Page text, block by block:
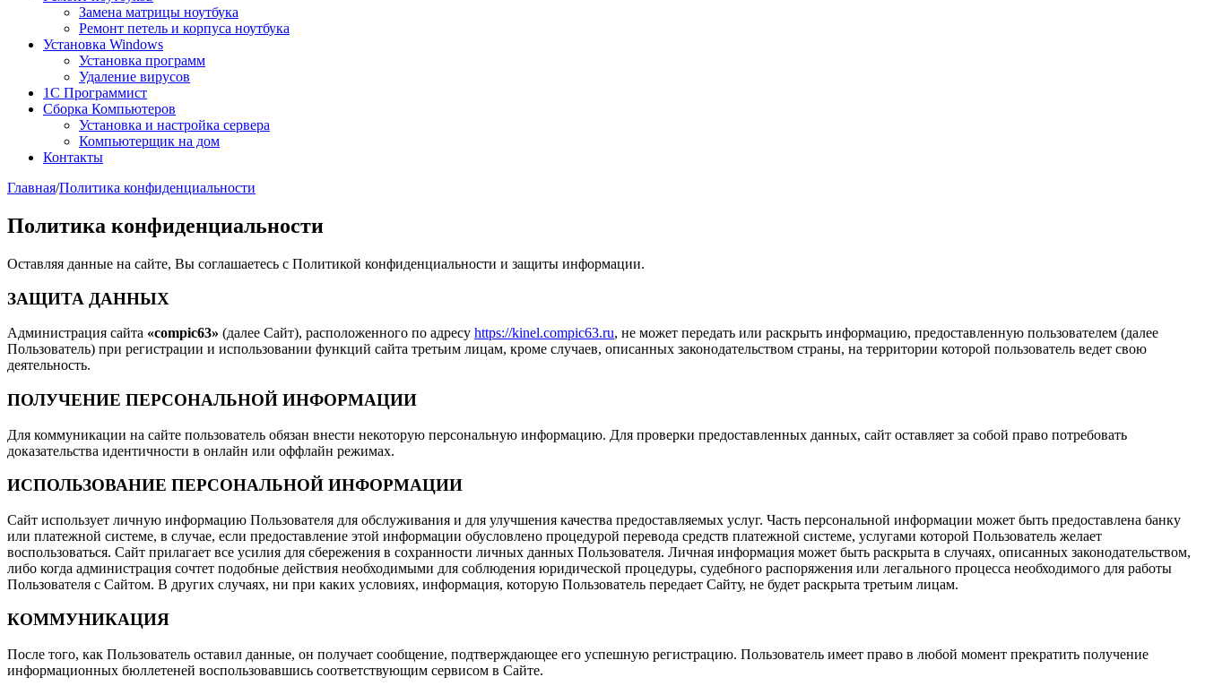
Замена матрицы ноутбука
Ремонт петель и корпуса ноутбука
Установка Windows
Установка программ
Удаление вирусов
1C Программист
Сборка Компьютеров
Установка и настройка сервера
Компьютерщик на дом
Контакты
Главная/Политика конфиденциальности
Политика конфиденциальности
Оставляя данные на сайте, Вы соглашаетесь с Политикой конфиденциальности и защиты информации.
ЗАЩИТА ДАННЫХ
Администрация сайта «compic63» (далее Сайт), расположенного по адресу https://kinel.compic63.ru, не может передать или раскрыть информацию, предоставленную пользователем (далее
Пользователь) при регистрации и использовании функций сайта третьим лицам, кроме случаев, описанных законодательством страны, на территории которой пользователь ведет свою
деятельность.
ПОЛУЧЕНИЕ ПЕРСОНАЛЬНОЙ ИНФОРМАЦИИ
Для коммуникации на сайте пользователь обязан внести некоторую персональную информацию. Для проверки предоставленных данных, сайт оставляет за собой право потребовать
доказательства идентичности в онлайн или оффлайн режимах.
ИСПОЛЬЗОВАНИЕ ПЕРСОНАЛЬНОЙ ИНФОРМАЦИИ
Сайт использует личную информацию Пользователя для обслуживания и для улучшения качества предоставляемых услуг. Часть персональной информации может быть предоставлена банку
или платежной системе, в случае, если предоставление этой информации обусловлено процедурой перевода средств платежной системе, услугами которой Пользователь желает
воспользоваться. Сайт прилагает все усилия для сбережения в сохранности личных данных Пользователя. Личная информация может быть раскрыта в случаях, описанных законодательством,
либо когда администрация сочтет подобные действия необходимыми для соблюдения юридической процедуры, судебного распоряжения или легального процесса необходимого для работы
Пользователя с Сайтом. В других случаях, ни при каких условиях, информация, которую Пользователь передает Сайту, не будет раскрыта третьим лицам.
КОММУНИКАЦИЯ
После того, как Пользователь оставил данные, он получает сообщение, подтверждающее его успешную регистрацию. Пользователь имеет право в любой момент прекратить получение
информационных бюллетеней воспользовавшись соответствующим сервисом в Сайте.